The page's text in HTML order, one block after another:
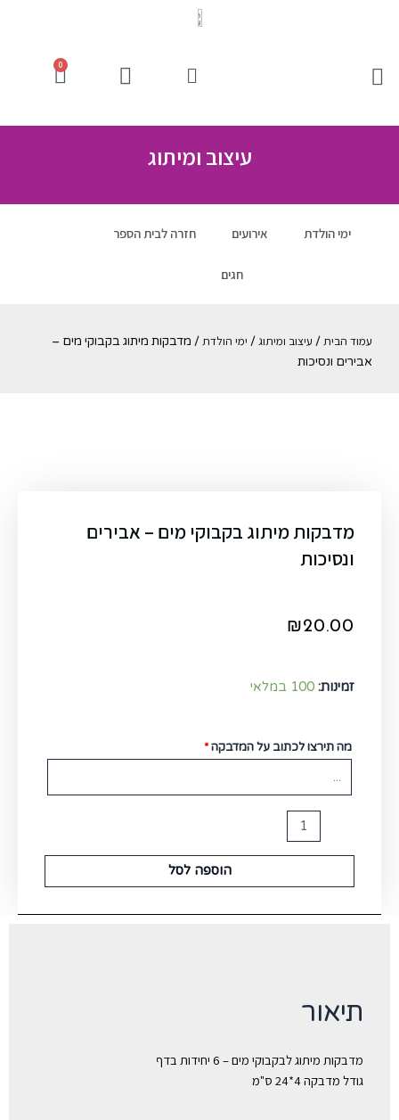
0
עיצוב ומיתוג
ימי הולדת אירועים חזרה לבית הספר
חגים
עמוד הבית/ עיצוב ומיתוג/ ימי הולדת/ מדבקות מיתוג בקבוקי מים –
אבירים ונסיכות
מדבקות מיתוג בקבוקי מים – אבירים
ונסיכות
₪20.00
זמינות: 100 במלאי
מה תירצו לכתוב על המדבקה*
הוספה לסל
תיאור
מדבקות מיתוג לבקבוקי מים – 6 יחידות בדף
גודל מדבקה 4*24 ס"מ